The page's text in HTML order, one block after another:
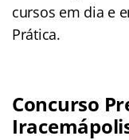
cursos em dia e
Prática.
Concurso